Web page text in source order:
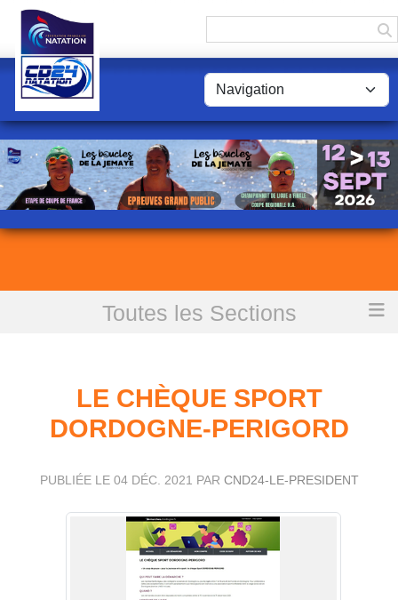
Toutes les Sections
LE CHÈQUE SPORT DORDOGNE-PERIGORD
LE CHÈQUE SPORT
DORDOGNE-PERIGORD
PUBLIÉE LE 04 DÉC. 2021 PAR CND24-LE-PRESIDENT
Panneau de gestion des cookies